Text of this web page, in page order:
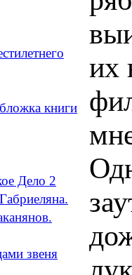
книги
Дело 2
звеня
их